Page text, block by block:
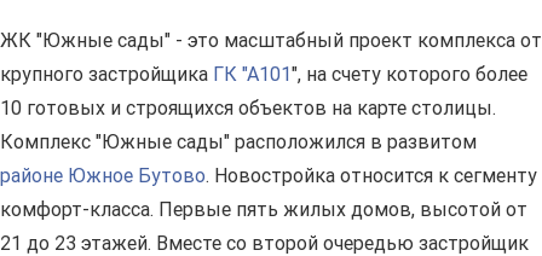
ЖК "Южные сады" - это масштабный проект комплекса от
крупного застройщика ГК "А101", на счету которого более
10 готовых и строящихся объектов на карте столицы.
Комплекс "Южные сады" расположился в развитом
районе Южное Бутово. Новостройка относится к сегменту
комфорт-класса. Первые пять жилых домов, высотой от
21 до 23 этажей. Вместе со второй очередью застройщик